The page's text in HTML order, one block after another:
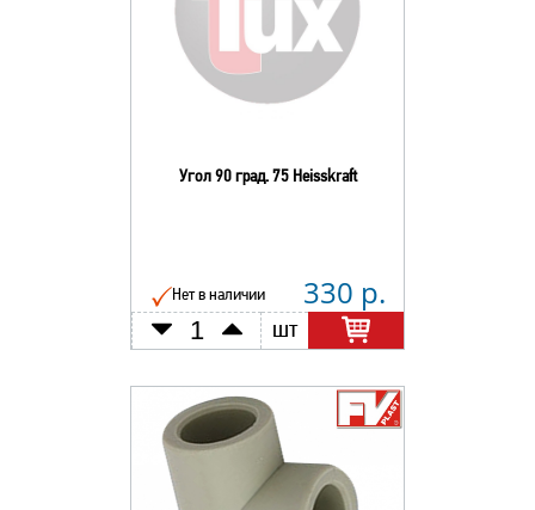
Угол 90 град. 75 Heisskraft
Нет в наличии 330 р.
шт